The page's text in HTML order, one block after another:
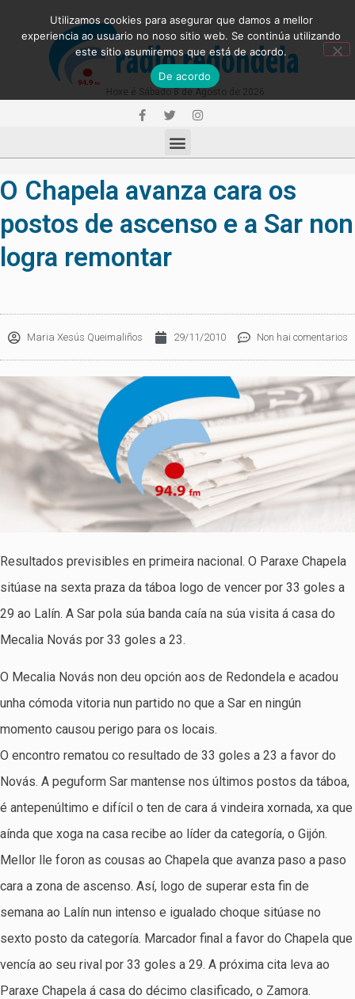
O Chapela avanza cara os
postos de ascenso e a Sar non
logra remontar
Maria Xesús Queimaliños 29/11/2010 Non hai comentarios
Resultados previsibles en primeira nacional. O Paraxe Chapela
sitúase na sexta praza da táboa logo de vencer por 33 goles a
29 ao Lalín. A Sar pola súa banda caía na súa visita á casa do
Mecalia Novás por 33 goles a 23.
O Mecalia Novás non deu opción aos de Redondela e acadou
unha cómoda vitoria nun partido no que a Sar en ningún
momento causou perigo para os locais.
O encontro rematou co resultado de 33 goles a 23 a favor do
Novás. A peguform Sar mantense nos últimos postos da táboa,
é antepenúltimo e difícil o ten de cara á vindeira xornada, xa que
aínda que xoga na casa recibe ao líder da categoría, o Gijón.
Mellor lle foron as cousas ao Chapela que avanza paso a paso
cara a zona de ascenso. Así, logo de superar esta fin de
semana ao Lalín nun intenso e igualado choque sitúase no
sexto posto da categoría. Marcador final a favor do Chapela que
vencía ao seu rival por 33 goles a 29. A próxima cita leva ao
Paraxe Chapela á casa do décimo clasificado, o Zamora.
Utilizamos cookies para asegurar que damos a mellor
experiencia ao usuario no noso sitio web. Se continúa utilizando
este sitio asumiremos que está de acordo.
De acordo